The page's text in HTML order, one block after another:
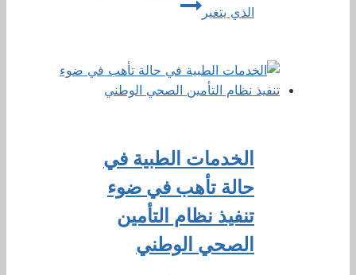
الذي يتغير
الخدمات الطبية في
حالة تأهب في ضوء
تنفيذ نظام التأمين
الصحي الوطني